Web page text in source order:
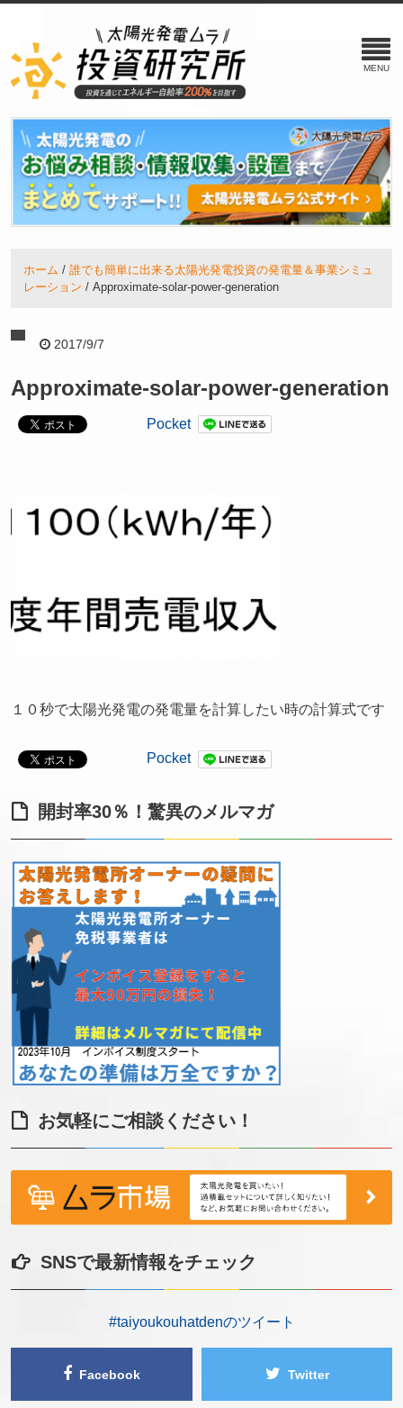
ホーム
誰でも簡単に出来る太陽光発電投資の発電量＆事業シミュ
レーション
Approximate-solar-power-generation
2017/9/7
Approximate-solar-power-generation
Pocket
１０秒で太陽光発電の発電量を計算したい時の計算式です
Pocket
開封率30％！驚異のメルマガ
お気軽にご相談ください！
SNSで最新情報をチェック
#taiyoukouhatdenのツイート
Facebook Twitter